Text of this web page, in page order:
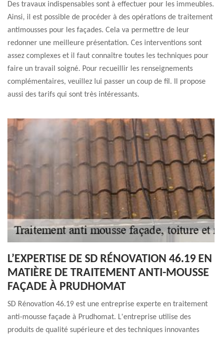
Des travaux indispensables sont à effectuer pour les immeubles.
Ainsi, il est possible de procéder à des opérations de traitement
antimousses pour les façades. Cela va permettre de leur
redonner une meilleure présentation. Ces interventions sont
assez complexes et il faut connaître toutes les techniques pour
faire un travail soigné. Pour recueillir les renseignements
complémentaires, veuillez lui passer un coup de fil. Il propose
aussi des tarifs qui sont très intéressants.
L’EXPERTISE DE SD RÉNOVATION 46.19 EN
MATIÈRE DE TRAITEMENT ANTI-MOUSSE
FAÇADE À PRUDHOMAT
SD Rénovation 46.19 est une entreprise experte en traitement
anti-mousse façade à Prudhomat. L'entreprise utilise des
produits de qualité supérieure et des techniques innovantes